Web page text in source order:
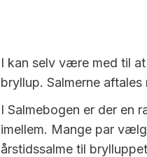
I kan selv være med til
bryllup. Salmerne
I Salmebogen er der en
imellem. Mange par
årstidssalme til